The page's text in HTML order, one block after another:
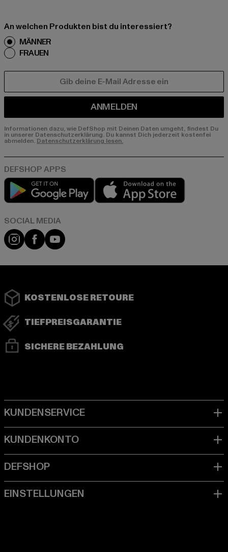
An welchen Produkten bist du interessiert?
MÄNNER
FRAUEN
ANMELDEN
Informationen dazu, wie DefShop mit Deinen Daten umgeht, findest Du
in unserer Datenschutzerklärung. Du kannst Dich jederzeit kostenfei
abmelden. Datenschutzerklärung lesen.
Play market
Instagram
FacebookYouTube
KOSTENLOSE RETOURE
TIEFPREISGARANTIE
SICHERE BEZAHLUNG